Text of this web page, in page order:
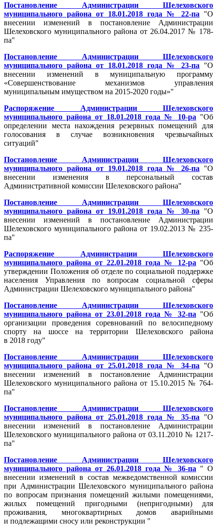
Постановление Администрации Шелеховского
муниципального района от 18.01.2018 года № 22-па "О
внесении изменений в постановление Администрации
Шелеховского муниципального района от 26.04.2017 № 178-
па"
Постановление Администрации Шелеховского
муниципального района от 18.01.2018 года № 23-па "О
внесении изменений в муниципальную программу
«Совершенствование механизмов управления
муниципальным имуществом на 2015-2020 годы»"
Распоряжение Администрации Шелеховского
муниципального района от 18.01.2018 года № 10-ра "Об
определении места нахождения резервных помещений для
голосования в случае возникновения чрезвычайных
ситуаций"
Постановление Администрации Шелеховского
муниципального района от 19.01.2018 года № 26-па "О
внесении изменения в персональный состав
Административной комиссии Шелеховского района"
Постановление Администрации Шелеховского
муниципального района от 19.01.2018 года № 30-па "О
внесении изменений в постановление Администрации
Шелеховского муниципального района от 19.02.2013 № 235-
па"
Распоряжение Администрации Шелеховского
муниципального района от 22.01.2018 года № 12-ра "Об
утверждении Положения об отделе по социальной поддержке
населения Управления по вопросам социальной сферы
Администрации Шелеховского муниципального района"
Постановление Администрации Шелеховского
муниципального района от 23.01.2018 года № 32-па "Об
организации проведения соревнований по велосипедному
спорту на шоссе на территории Шелеховского района
в 2018 году"
Постановление Администрации Шелеховского
муниципального района от 25.01.2018 года № 34-па "О
внесении изменений в постановление Администрации
Шелеховского муниципального района от 15.10.2015 № 764-
па"
Постановление Администрации Шелеховского
муниципального района от 25.01.2018 года № 35-па "О
внесении изменений в постановление Администрации
Шелеховского муниципального района от 03.11.2010 № 1217-
па"
Постановление Администрации Шелеховского
муниципального района от 26.01.2018 года № 36-па " О
внесении изменений в состав межведомственной комиссии
при Администрации Шелеховского муниципального района
по вопросам признания помещений жилыми помещениями,
жилых помещений пригодными (непригодными) для
проживания, многоквартирных домов аварийными
и подлежащими сносу или реконструкции "